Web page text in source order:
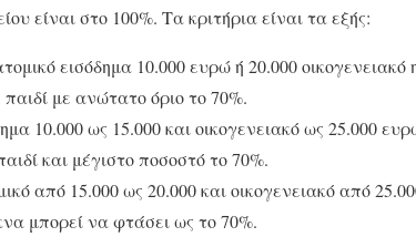
είναι στο 100%. Τα κριτήρια είναι τα εξής:
εισόδημα 10.000 ευρώ ή 20.000 οικογενειακό
με ανώτατο όριο το 70%.
10.000 ως 15.000 και οικογενειακό ως 25.000
και μέγιστο ποσοστό το 70%.
από 15.000 ως 20.000 και οικογενειακό από
μπορεί να φτάσει ως το 70%.